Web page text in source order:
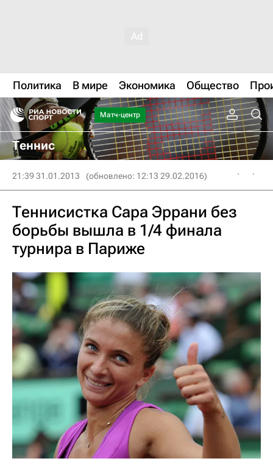
Политика В мире Экономика Общество
Матч-центр
Теннис
21:39 31.01.2013 (обновлено: 12:13 29.02.2016)
Теннисистка Сара Эррани без
борьбы вышла в 1/4 финала
турнира в Париже